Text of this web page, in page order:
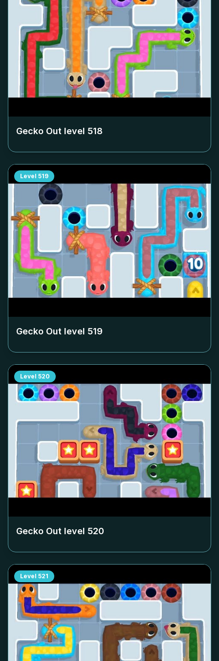
Gecko Out level 518
Level 519
Gecko Out level 519
Level 520
Gecko Out level 520
Level 521